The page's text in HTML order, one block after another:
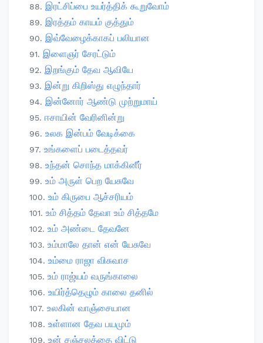
இரட்சிப்பை உயர்த்திக் கூறுவோம்
இரத்தம் காயம் குத்தும்
இவ்வேழைக்காகப் பலியான
இளைஞர் சேரட்டும்
இறங்கும் தேவ ஆவியே
இன்று கிறிஸ்து எழுந்தார்
இன்னோர் ஆண்டு முற்றுமாய்
ஈசாயின் வேரினின்று
உலக இன்பம் வேடிக்கை
உங்களைப் படைத்தவர்
உந்தன் சொந்த மாக்கினீர்
உம் அருள் பெற யேசுவே
உம் கிருபை ஆச்சரியம்
உம் சித்தம் தேவா உம் சித்தமே
உம் அண்டை தேவனே
உம்மாலே தான் என் யேசுவே
உம்மை ராஜா விசுவாச
உம் ராஜ்யம் வருங்காலை
உயிர்த்தெழும் காலை தனில்
உலகின் வாஞ்சையான
உள்ளான தேவ பயமும்
உன் சஞ்சலத்தை விட்டு